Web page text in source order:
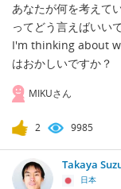
あなたが何を考えて
ってどう言えばいい
I'm thinking about
はおかしいですか？
MIKUさん
2 9985
Takaya
日本